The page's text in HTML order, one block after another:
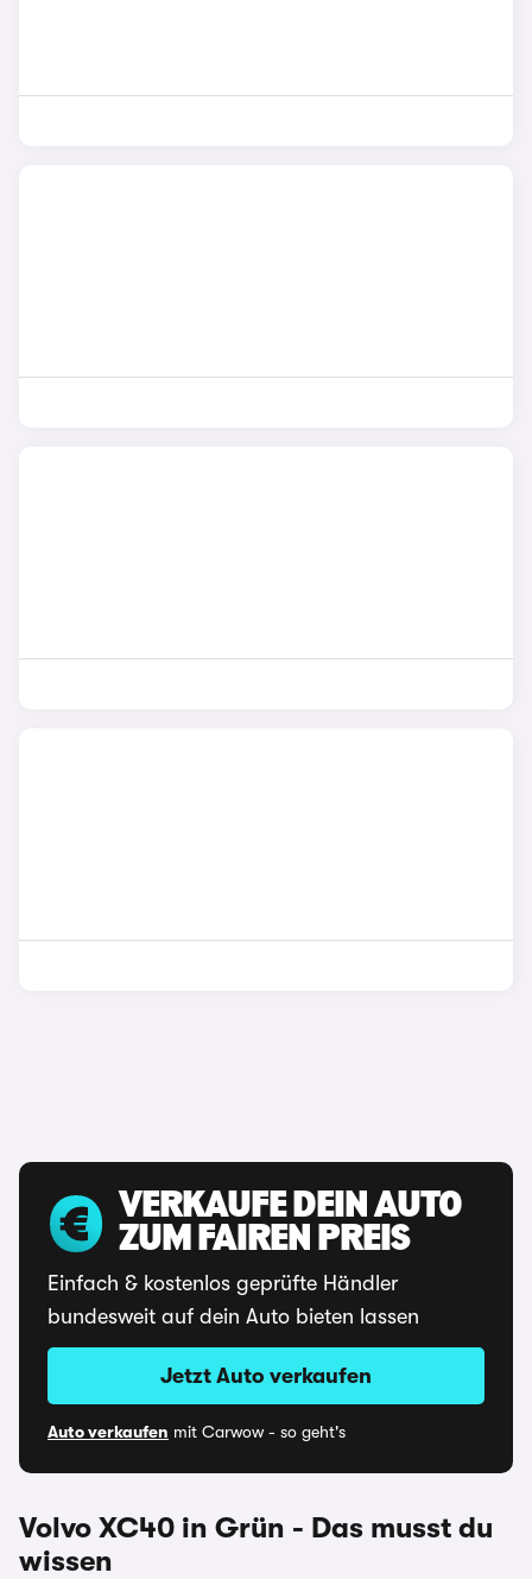
VERKAUFE DEIN AUTO
ZUM FAIREN PREIS
Einfach & kostenlos geprüfte Händler
bundesweit auf dein Auto bieten lassen
Jetzt Auto verkaufen
Auto verkaufen mit Carwow - so geht's
Volvo XC40 in Grün - Das musst du
wissen